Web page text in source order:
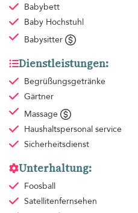
Babybett
Baby Hochstuhl
Babysitter
Dienstleistungen:
Begrüßungsgetränke
Gärtner
Massage
Haushaltspersonal service
Sicherheitsdienst
Unterhaltung:
Foosball
Satellitenfernsehen